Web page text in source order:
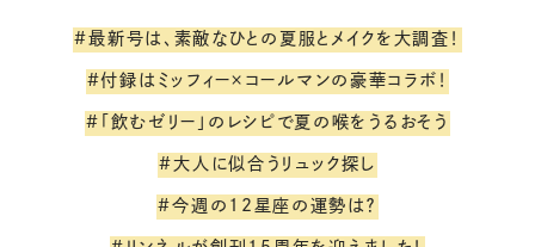
#最新号は、素敵なひとの夏服とメイクを大調査！
#付録はミッフィー×コールマンの豪華コラボ！
#「飲むゼリー」のレシピで夏の喉をうるおそう
#大人に似合うリュック探し
#今週の12星座の運勢は？